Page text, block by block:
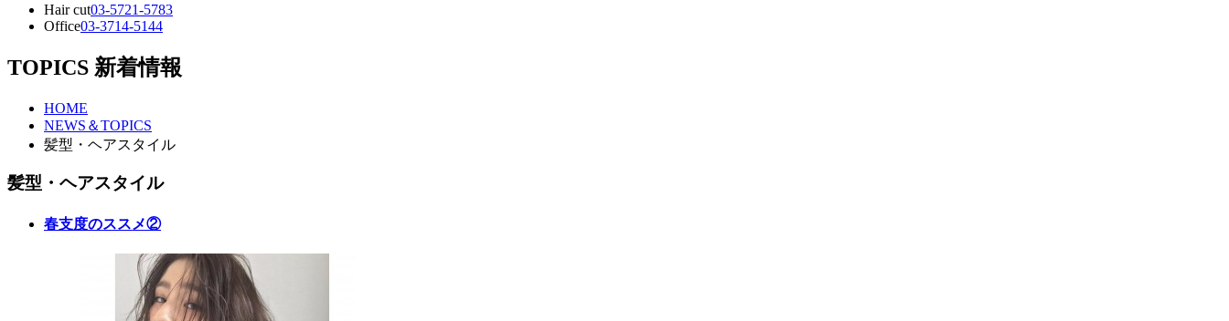
Hair cut03-5721-5783
Office03-3714-5144
TOPICS 新着情報
HOME
NEWS＆TOPICS
髪型・ヘアスタイル
髪型・ヘアスタイル
春支度のススメ②